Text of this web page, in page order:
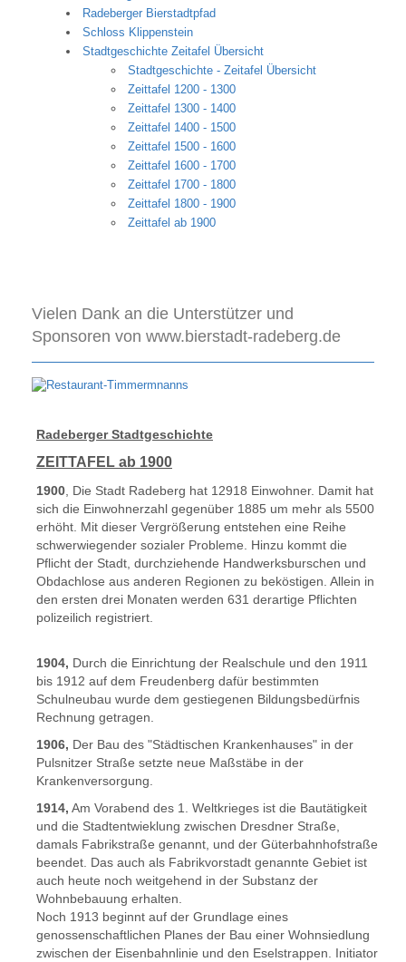
Radeberger Bierstadtpfad
Schloss Klippenstein
Stadtgeschichte Zeitafel Übersicht
Stadtgeschichte - Zeitafel Übersicht
Zeittafel 1200 - 1300
Zeittafel 1300 - 1400
Zeittafel 1400 - 1500
Zeittafel 1500 - 1600
Zeittafel 1600 - 1700
Zeittafel 1700 - 1800
Zeittafel 1800 - 1900
Zeittafel ab 1900
Vielen Dank an die Unterstützer und
Sponsoren von www.bierstadt-radeberg.de
Radeberger Stadtgeschichte
ZEITTAFEL ab 1900
1900 , Die Stadt Radeberg hat 12918 Einwohner. Damit hat
sich die Einwohnerzahl gegenüber 1885 um mehr als 5500
erhöht. Mit dieser Vergrößerung entstehen eine Reihe
schwerwiegender sozialer Probleme. Hinzu kommt die
Pflicht der Stadt, durchziehende Handwerksburschen und
Obdachlose aus anderen Regionen zu beköstigen. Allein in
den ersten drei Monaten werden 631 derartige Pflichten
polizeilich registriert.
1904, Durch die Einrichtung der Realschule und den 1911
bis 1912 auf dem Freudenberg dafür bestimmten
Schulneubau wurde dem gestiegenen Bildungsbedürfnis
Rechnung getragen.
1906, Der Bau des "Städtischen Krankenhauses" in der
Pulsnitzer Straße setzte neue Maßstäbe in der
Krankenversorgung.
1914, Am Vorabend des 1. Weltkrieges ist die Bautätigkeit
und die Stadtentwieklung zwischen Dresdner Straße,
damals Fabrikstraße genannt, und der Güterbahnhofstraße
beendet. Das auch als Fabrikvorstadt genannte Gebiet ist
auch heute noch weitgehend in der Substanz der
Wohnbebauung erhalten.
Noch 1913 beginnt auf der Grundlage eines
genossenschaftlichen Planes der Bau einer Wohnsiedlung
zwischen der Eisenbahnlinie und den Eselstrappen. Initiator